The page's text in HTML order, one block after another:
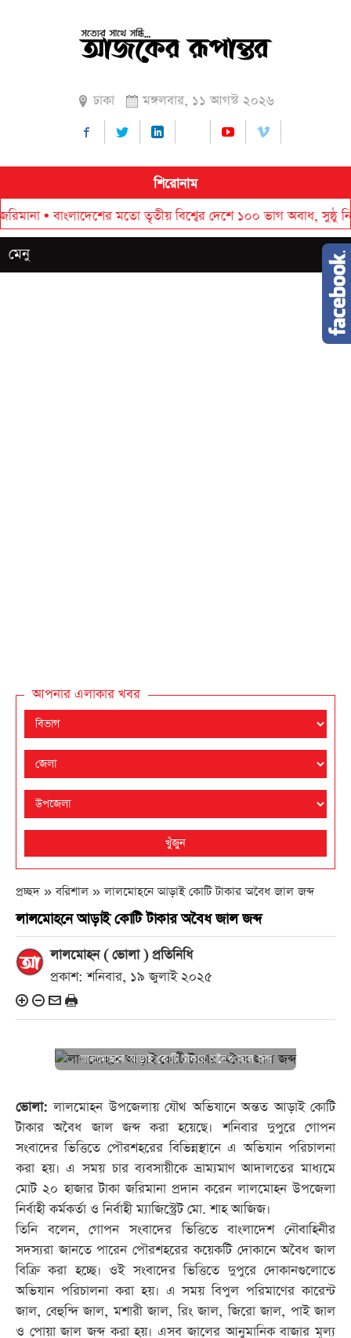
ঢাকা মঙ্গলবার, ১১ আগস্ট ২০২৬
শিরোনাম
•বাংলাদেশের মতো তৃতীয় বিশ্বের দেশে ১০০ ভাগ অবাধ, সুষ্ঠু
মেনু
আপনার এলাকার খবর
খুঁজুন
প্রচ্ছদ » বরিশাল »লালমোহনে আড়াই কোটি টাকার অবৈধ জাল জব্দ
লালমোহনে আড়াই কোটি টাকার অবৈধ জাল জব্দ
লালমোহন ( ভোলা ) প্রতিনিধি
প্রকাশ: শনিবার, ১৯ জুলাই ২০২৫
লালমোহনে আড়াই কোটি টাকার অবৈধ জাল জব্দ
ভোলা: লালমোহন উপজেলায় যৌথ অভিযানে অন্তত আড়াই কোটি
টাকার অবৈধ জাল জব্দ করা হয়েছে। শনিবার দুপুরে গোপন
সংবাদের ভিত্তিতে পৌরশহরের বিভিন্নস্থানে এ অভিযান পরিচালনা
করা হয়। এ সময় চার ব্যবসায়ীকে ভ্রাম্যমাণ আদালতের মাধ্যমে
মোট ২০ হাজার টাকা জরিমানা প্রদান করেন লালমোহন উপজেলা
নির্বাহী কর্মকর্তা ও নির্বাহী ম্যাজিস্ট্রেট মো. শাহ আজিজ।
তিনি বলেন, গোপন সংবাদের ভিত্তিতে বাংলাদেশ নৌবাহিনীর
সদস্যরা জানতে পারেন পৌরশহরের কয়েকটি দোকানে অবৈধ জাল
বিক্রি করা হচ্ছে। ওই সংবাদের ভিত্তিতে দুপুরে দোকানগুলোতে
অভিযান পরিচালনা করা হয়। এ সময় বিপুল পরিমাণের কারেন্ট
জাল, বেহুন্দি জাল, মশারী জাল, রিং জাল, জিরো জাল, পাই জাল
ও পোয়া জাল জব্দ করা হয়। এসব জালের আনুমানিক বাজার মূল্য